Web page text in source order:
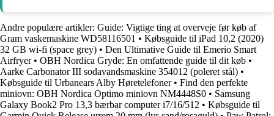
Andre populære artikler: Guide: Vigtige ting at overveje før køb af
Gram vaskemaskine WD58116501 • Købsguide til iPad 10,2 (2020)
32 GB wi-fi (space grey) • Den Ultimative Guide til Emerio Smart
Airfryer• OBH Nordica Gryde: En omfattende guide til dit køb •
Aarke Carbonator III sodavandsmaskine 354012 (poleret stål) •
Købsguide til Urbanears Alby Høretelefoner• Find den perfekte
miniovn: OBH Nordica Optimo miniovn NM4448S0 • Samsung
Galaxy Book2 Pro 13,3 bærbar computer i7/16/512 • Købsguide til